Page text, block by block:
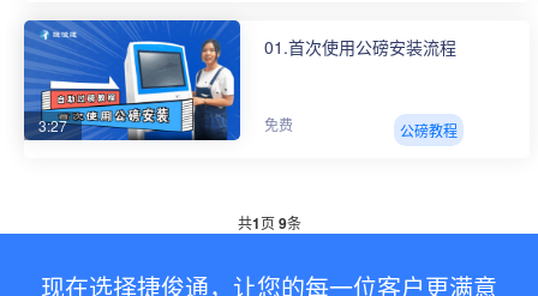
3:27
01.首次使用公磅安装流程
免费 公磅教程
共1页9条
现在选择捷俊通，让您的每一位客户更满意